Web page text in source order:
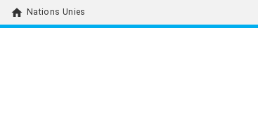
home Nations Unies